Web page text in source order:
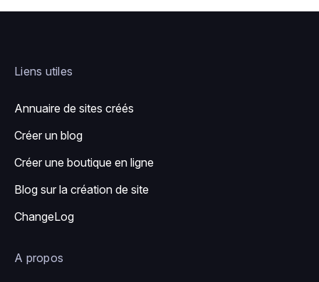
Liens utiles
Annuaire de sites créés
Créer un blog
Créer une boutique en ligne
Blog sur la création de site
ChangeLog
A propos